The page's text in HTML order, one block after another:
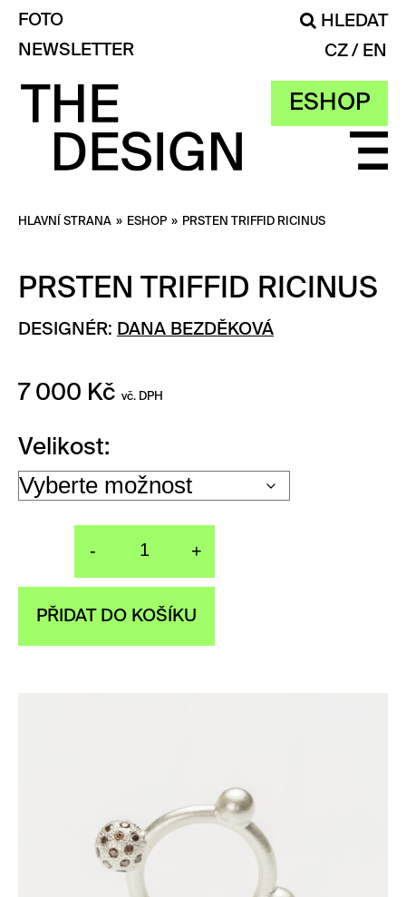
ESHOP
FOTO
HLEDAT
NEWSLETTER
CZ EN
HLAVNÍ STRANA » ESHOP » PRSTEN TRIFFID RICINUS
PRSTEN TRIFFID RICINUS
DESIGNÉR: DANA BEZDĚKOVÁ
7 000 Kč vč. DPH
Velikost
- +
PŘIDAT DO KOŠÍKU